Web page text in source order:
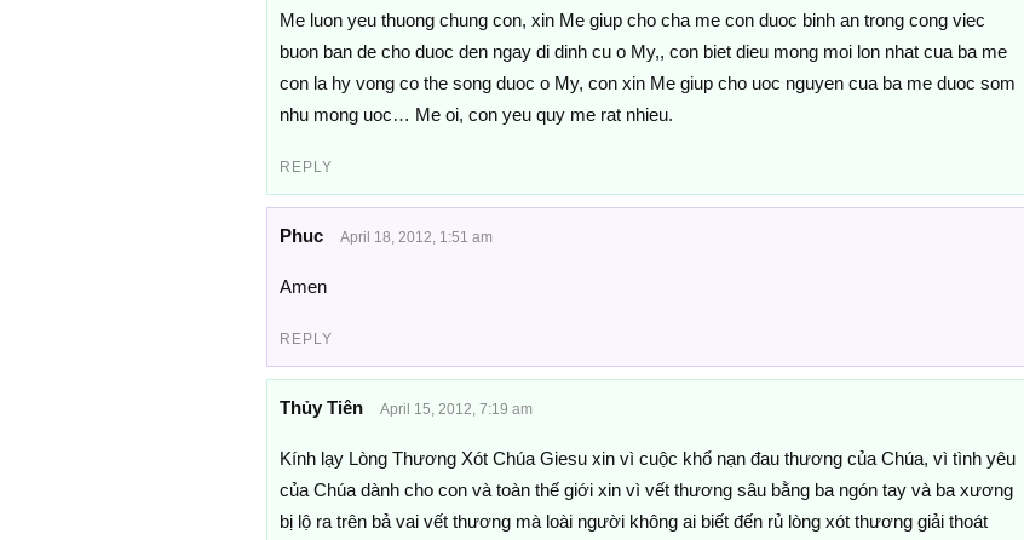
Me luon yeu thuong chung con, xin Me giup cho cha me con duoc binh an trong cong viec
buon ban de cho duoc den ngay di dinh cu o My,, con biet dieu mong moi lon nhat cua ba me
con la hy vong co the song duoc o My, con xin Me giup cho uoc nguyen cua ba me duoc som
nhu mong uoc… Me oi, con yeu quy me rat nhieu.
REPLY
Phuc April 18, 2012, 1:51 am
Amen
REPLY
Thủy Tiên April 15, 2012, 7:19 am
Kính lạy Lòng Thương Xót Chúa Giesu xin vì cuộc khổ nạn đau thương của Chúa, vì tình yêu
của Chúa dành cho con và toàn thế giới xin vì vết thương sâu bằng ba ngón tay và ba xương
bị lộ ra trên bả vai vết thương mà loài người không ai biết đến rủ lòng xót thương giải thoát